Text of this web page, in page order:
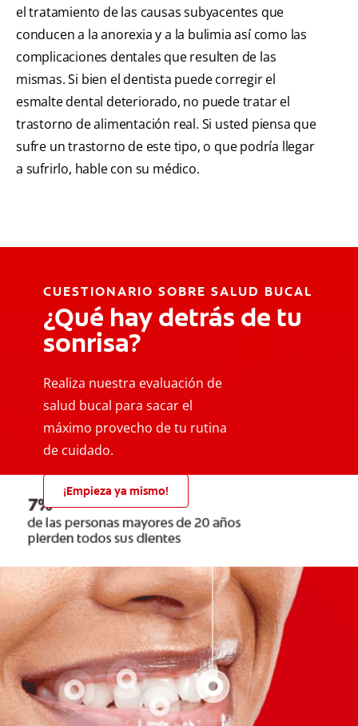
el tratamiento de las causas subyacentes que
conducen a la anorexia y a la bulimia así como las
complicaciones dentales que resulten de las
mismas. Si bien el dentista puede corregir el
esmalte dental deteriorado, no puede tratar el
trastorno de alimentación real. Si usted piensa que
sufre un trastorno de este tipo, o que podría llegar
a sufrirlo, hable con su médico.
CUESTIONARIO SOBRE SALUD BUCAL
¿Qué hay detrás de tu
sonrisa?
Realiza nuestra evaluación de
salud bucal para sacar el
máximo provecho de tu rutina
de cuidado.
¡Empieza ya mismo!